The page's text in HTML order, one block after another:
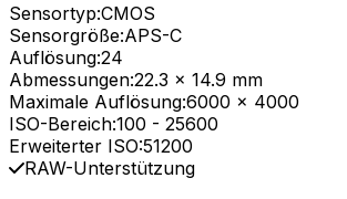
Sensortyp:CMOS
Sensorgröße:APS-C
Auflösung:24
Abmessungen:22.3 x 14.9 mm
Maximale Auflösung:6000 x 4000
ISO-Bereich:100 - 25600
Erweiterter ISO:51200
RAW-Unterstützung